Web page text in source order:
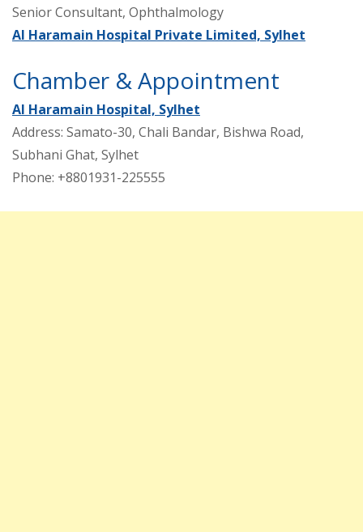
Senior Consultant, Ophthalmology
Al Haramain Hospital Private Limited, Sylhet
Chamber & Appointment
Al Haramain Hospital, Sylhet
Address: Samato-30, Chali Bandar, Bishwa Road,
Subhani Ghat, Sylhet
Phone: +8801931-225555